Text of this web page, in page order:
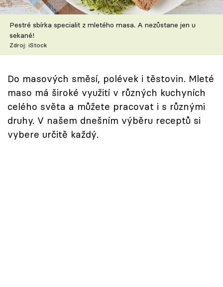
Speciál: Cuketa
Těhotnej kuchař
Přihlášení
Sledujte nás
Pestré sbírka specialit z mletého masa. A nezůstane jen u
sekané!
Zdroj: iStock
Do masových směsí, polévek i těstovin. Mleté
maso má široké využití v různých kuchyních
celého světa a můžete pracovat i s různými
druhy. V našem dnešním výběru receptů si
vybere určitě každý.